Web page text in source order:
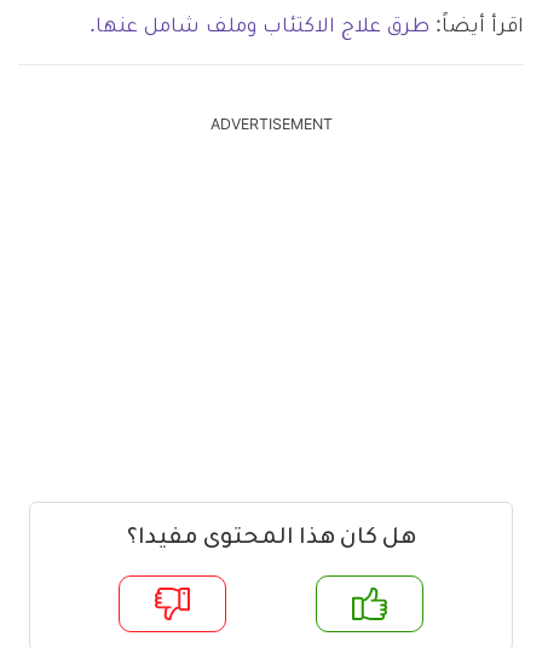
اقرأ أيضاً: طرق علاج الاكتئاب وملف شامل عنها.
ADVERTISEMENT
هل كان هذا المحتوى مفيدا؟
لا